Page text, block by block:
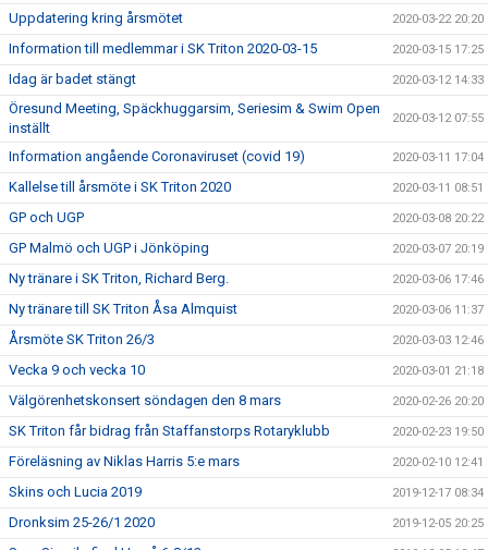
Uppdatering kring årsmötet 2020-03-22 20:20
Information till medlemmar i SK Triton 2020-03-15 2020-03-15 17:25
Idag är badet stängt 2020-03-12 14:33
Öresund Meeting, Späckhuggarsim, Seriesim & Swim Open
inställt
2020-03-12 07:55
Information angående Coronaviruset (covid 19) 2020-03-11 17:04
Kallelse till årsmöte i SK Triton 2020 2020-03-11 08:51
GP och UGP 2020-03-08 20:22
GP Malmö och UGP i Jönköping 2020-03-07 20:19
Ny tränare i SK Triton, Richard Berg. 2020-03-06 17:46
Ny tränare till SK Triton Åsa Almquist 2020-03-06 11:37
Årsmöte SK Triton 26/3 2020-03-03 12:46
Vecka 9 och vecka 10 2020-03-01 21:18
Välgörenhetskonsert söndagen den 8 mars 2020-02-26 20:20
SK Triton får bidrag från Staffanstorps Rotaryklubb 2020-02-23 19:50
Föreläsning av Niklas Harris 5:e mars 2020-02-10 12:41
Skins och Lucia 2019 2019-12-17 08:34
Dronksim 25-26/1 2020 2019-12-05 20:25